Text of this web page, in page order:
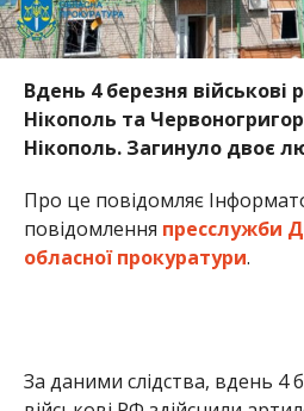
Вдень 4 березня військові
Нікополь та
Нікополь. Загинуло двоє
Про це повідомляє
повідомлення пресслужби
обласної прокуратури.
За даними слідства, вдень 4